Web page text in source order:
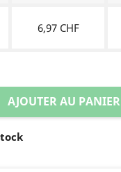
6,97 CHF
AJOUTER AU PANIER